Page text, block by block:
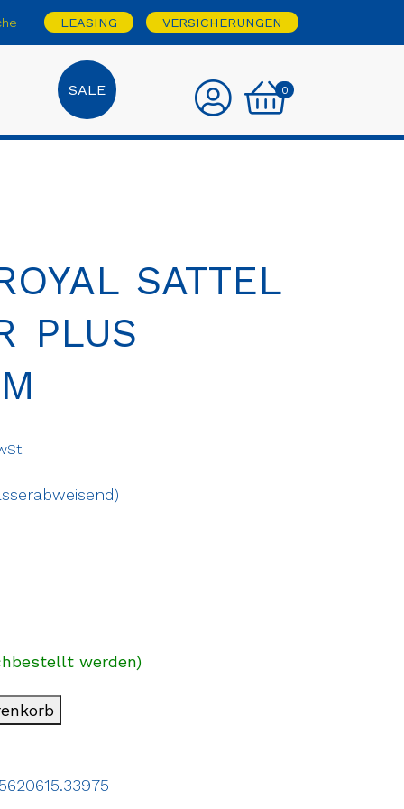
LEASING VERSICHERUNGEN
SALE 0
SATTEL
PLUS
werden)